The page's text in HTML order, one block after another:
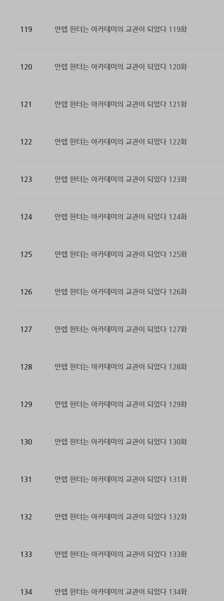
119 만렙 헌터는 아카데미의 교관이 되었다 119화
120 만렙 헌터는 아카데미의 교관이 되었다 120화
121 만렙 헌터는 아카데미의 교관이 되었다 121화
122 만렙 헌터는 아카데미의 교관이 되었다 122화
123 만렙 헌터는 아카데미의 교관이 되었다 123화
124 만렙 헌터는 아카데미의 교관이 되었다 124화
125 만렙 헌터는 아카데미의 교관이 되었다 125화
126 만렙 헌터는 아카데미의 교관이 되었다 126화
127 만렙 헌터는 아카데미의 교관이 되었다 127화
128 만렙 헌터는 아카데미의 교관이 되었다 128화
129 만렙 헌터는 아카데미의 교관이 되었다 129화
130 만렙 헌터는 아카데미의 교관이 되었다 130화
131 만렙 헌터는 아카데미의 교관이 되었다 131화
132 만렙 헌터는 아카데미의 교관이 되었다 132화
133 만렙 헌터는 아카데미의 교관이 되었다 133화
134 만렙 헌터는 아카데미의 교관이 되었다 134화